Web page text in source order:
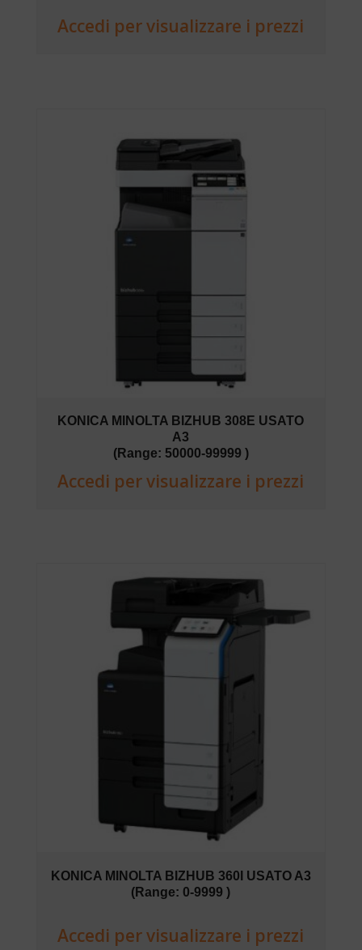
Accedi per visualizzare i prezzi
KONICA MINOLTA BIZHUB 308E USATO
A3
(Range: 50000-99999 )
Accedi per visualizzare i prezzi
KONICA MINOLTA BIZHUB 360I USATO A3
(Range: 0-9999 )
Accedi per visualizzare i prezzi